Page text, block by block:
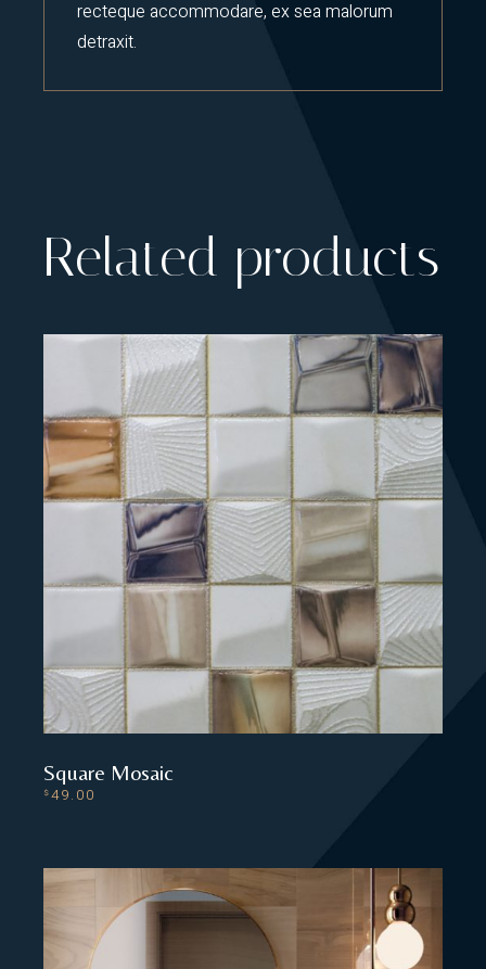
recteque accommodare, ex sea malorum
detraxit.
Related products
$ 49.00
Square Mosaic